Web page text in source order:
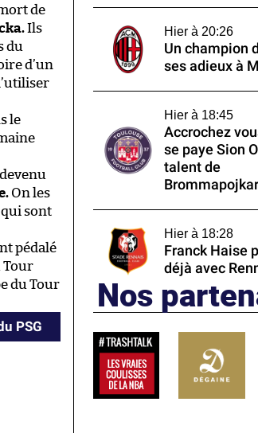
de
Ils
du
d’un
le
On les
qui sont
pédalé
Tour
du Tour
PSG
Hier à 20:26
Un champion
ses adieux à
Hier à 18:45
Accrochez
se paye Sion
talent de
Hier à 18:28
Franck Haise
déjà avec
Nos